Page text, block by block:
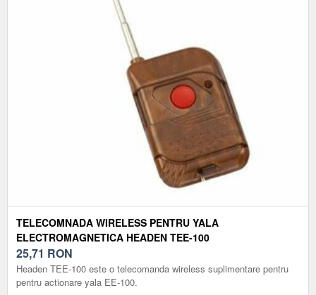
TELECOMNADA WIRELESS PENTRU YALA
ELECTROMAGNETICA HEADEN TEE-100
25,71 RON
Headen TEE-100 este o telecomanda wireless suplimentare pentru
pentru actionare yala EE-100.